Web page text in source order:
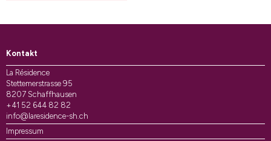
Kontakt
La Résidence
Stettemerstrasse 95
8207 Schaffhausen
+41 52 644 82 82
info@laresidence-sh.ch
Impressum